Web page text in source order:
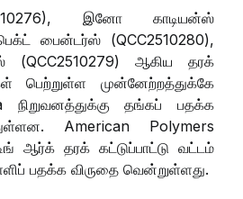
இனோ காடியன்ஸ்
பைன்டர்ஸ் (QCC2510280),
(QCC2510279) ஆகிய தரக்
பெற்றுள்ள முன்னேற்றத்துக்கே
நிறுவனத்துக்கு தங்கப் பதக்க
American Polymers
ஆர்க் தரக் கட்டுப்பாட்டு வட்டம்
பதக்க விருதை வென்றுள்ளது.